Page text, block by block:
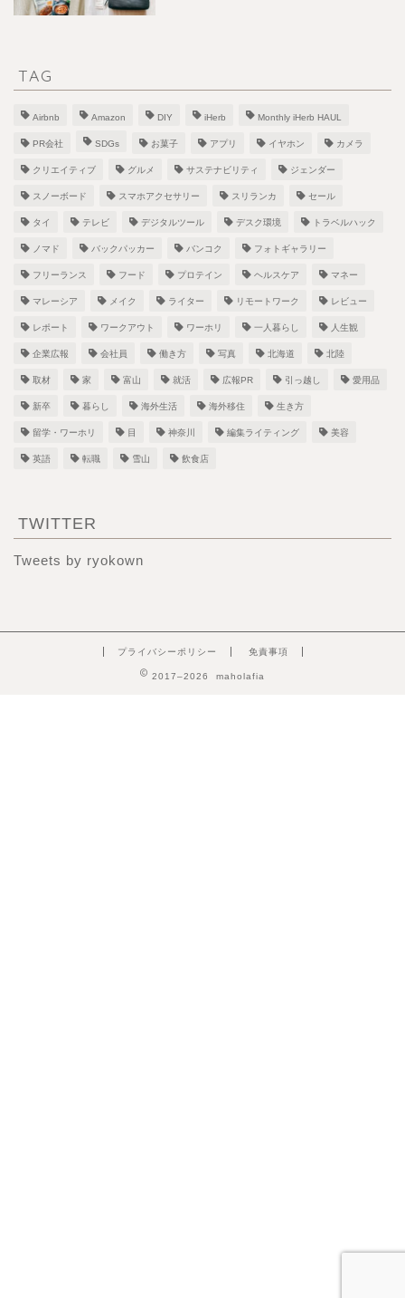
TAG
Airbnb Amazon DIY iHerb Monthly iHerb HAUL
PR会社 SDGs お菓子 アプリ イヤホン カメラ
クリエイティブ グルメ サステナビリティ ジェンダー
スノーボード スマホアクセサリー スリランカ セール
タイ テレビ デジタルツール デスク環境 トラベルハック
ノマド バックパッカー バンコク フォトギャラリー
フリーランス フード プロテイン ヘルスケア マネー
マレーシア メイク ライター リモートワーク レビュー
レポート ワークアウト ワーホリ 一人暮らし 人生観
企業広報 会社員 働き方 写真 北海道 北陸
取材 家 富山 就活 広報PR 引っ越し 愛用品
新卒 暮らし 海外生活 海外移住 生き方
留学・ワーホリ 目 神奈川 編集ライティング 美容
英語 転職 雪山 飲食店
TWITTER
Tweets by ryokown
プライバシーポリシー 免責事項
2017–2026 maholafia